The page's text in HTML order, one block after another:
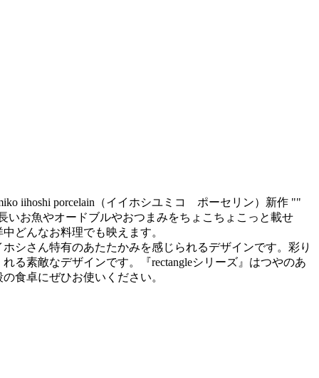
iihoshi porcelain（イイホシユミコ ポーセリン）新作 ""
いお魚やオードブルやおつまみをちょこちょこっと載せ
どんなお料理でも映えます。
シさん特有のあたたかみを感じられるデザインです。彩り
る素敵なデザインです。『rectangleシリーズ』はつやのあ
食卓にぜひお使いください。